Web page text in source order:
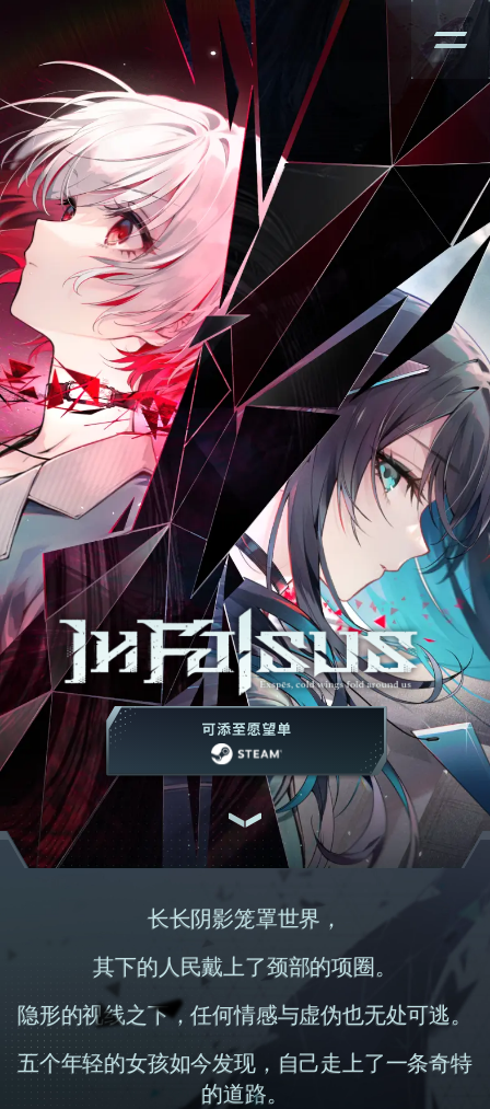
更改
言：
EN JP SC
预
告
短
片
游
玩
模
式
世
界
角
色
介
绍
社
交
媒
体
长长阴影笼罩世界，
其下的人民戴上了颈部的项圈。
隐形的视线之下，任何情感与虚伪也无处可逃。
五个年轻的女孩如今发现，自己走上了一条奇特
的道路。